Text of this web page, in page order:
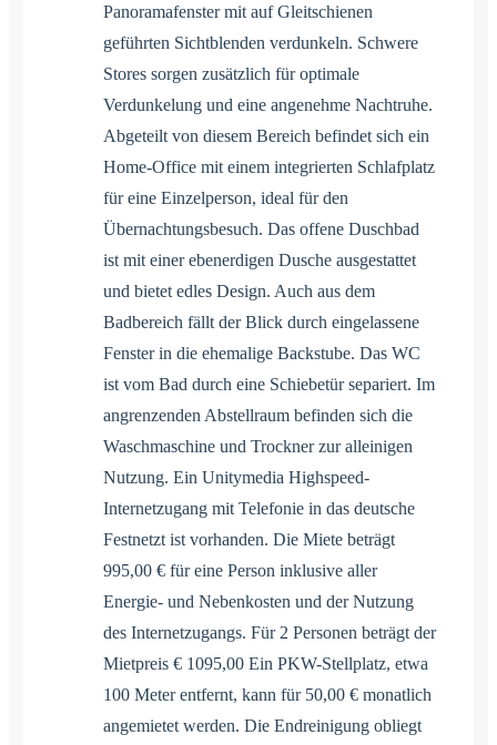
Panoramafenster mit auf Gleitschienen
geführten Sichtblenden verdunkeln. Schwere
Stores sorgen zusätzlich für optimale
Verdunkelung und eine angenehme Nachtruhe.
Abgeteilt von diesem Bereich befindet sich ein
Home-Office mit einem integrierten Schlafplatz
für eine Einzelperson, ideal für den
Übernachtungsbesuch. Das offene Duschbad
ist mit einer ebenerdigen Dusche ausgestattet
und bietet edles Design. Auch aus dem
Badbereich fällt der Blick durch eingelassene
Fenster in die ehemalige Backstube. Das WC
ist vom Bad durch eine Schiebetür separiert. Im
angrenzenden Abstellraum befinden sich die
Waschmaschine und Trockner zur alleinigen
Nutzung. Ein Unitymedia Highspeed-
Internetzugang mit Telefonie in das deutsche
Festnetzt ist vorhanden. Die Miete beträgt
995,00 € für eine Person inklusive aller
Energie- und Nebenkosten und der Nutzung
des Internetzugangs. Für 2 Personen beträgt der
Mietpreis € 1095,00 Ein PKW-Stellplatz, etwa
100 Meter entfernt, kann für 50,00 € monatlich
angemietet werden. Die Endreinigung obliegt